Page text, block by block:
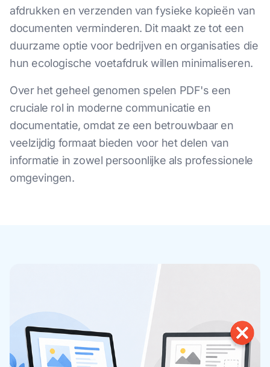
afdrukken en verzenden van fysieke kopieën van
documenten verminderen. Dit maakt ze tot een
duurzame optie voor bedrijven en organisaties die
hun ecologische voetafdruk willen minimaliseren.
Over het geheel genomen spelen PDF's een
cruciale rol in moderne communicatie en
documentatie, omdat ze een betrouwbaar en
veelzijdig formaat bieden voor het delen van
informatie in zowel persoonlijke als professionele
omgevingen.